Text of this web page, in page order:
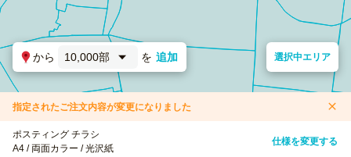
から 10,000部 を 追加 選択中エリア
指定されたご注文内容が変更になりました
ポスティング チラシ
A4 / 両面カラー / 光沢紙
仕様を変更する